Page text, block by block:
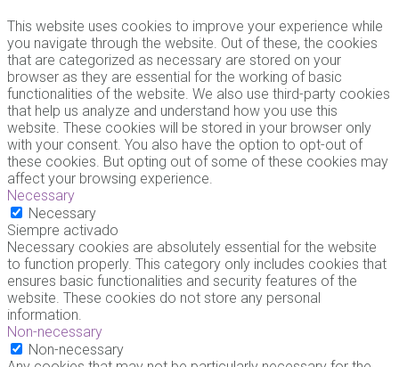
This website uses cookies to improve your experience while
you navigate through the website. Out of these, the cookies
that are categorized as necessary are stored on your
browser as they are essential for the working of basic
functionalities of the website. We also use third-party cookies
that help us analyze and understand how you use this
website. These cookies will be stored in your browser only
with your consent. You also have the option to opt-out of
these cookies. But opting out of some of these cookies may
affect your browsing experience.
Necessary
Necessary
Siempre activado
Necessary cookies are absolutely essential for the website
to function properly. This category only includes cookies that
ensures basic functionalities and security features of the
website. These cookies do not store any personal
information.
Non-necessary
Non-necessary